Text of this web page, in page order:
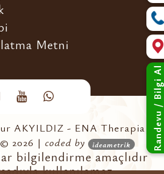
Metni
AKYILDIZ - ENA Therapia -
2026 | coded by ideametrik
bilgilendirme amaçlıdır
kullanılamaz.
Randevu / Bilgi Al